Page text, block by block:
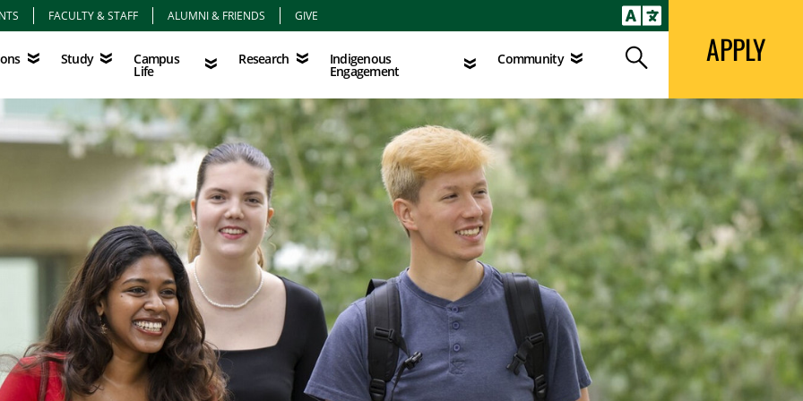
FACULTY & STAFF ALUMNI & FRIENDS GIVE
Study Campus
Life
Research Indigenous
Engagement
Community Search
Study Campus Life Research Indigenous Engagement Search APPLY
APPLY